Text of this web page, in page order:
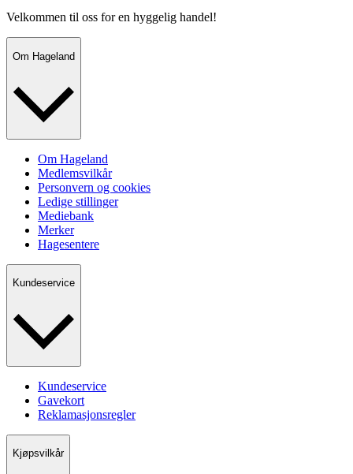
Velkommen til oss for en hyggelig handel!
Om Hageland
Om Hageland
Medlemsvilkår
Personvern og cookies
Ledige stillinger
Mediebank
Merker
Hagesentere
Kundeservice
Kundeservice
Gavekort
Reklamasjonsregler
Kjøpsvilkår